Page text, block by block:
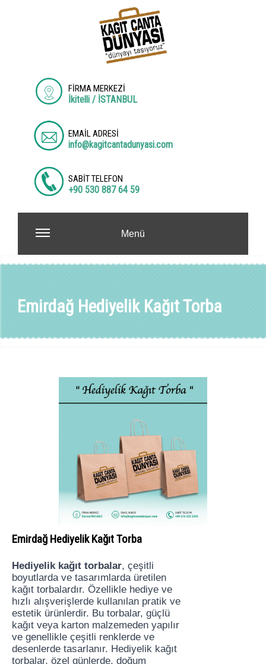
FİRMA MERKEZİ
İkitelli / İSTANBUL
EMAİL ADRESİ
info@kagitcantadunyasi.com
SABİT TELEFON
+90 530 887 64 59
Menü
Emirdağ Hediyelik Kağıt Torba
Emirdağ Hediyelik Kağıt Torba
Hediyelik kağıt torbalar, çeşitli
boyutlarda ve tasarımlarda üretilen
kağıt torbalardır. Özellikle hediye ve
hızlı alışverişlerde kullanılan pratik ve
estetik ürünlerdir. Bu torbalar, güçlü
kağıt veya karton malzemeden yapılır
ve genellikle çeşitli renklerde ve
desenlerde tasarlanır. Hediyelik kağıt
torbalar, özel günlerde, doğum